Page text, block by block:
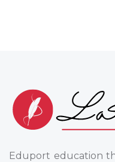
Eduport education